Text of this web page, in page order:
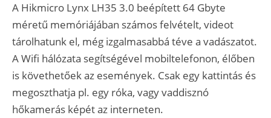
A Hikmicro Lynx LH35 3.0 beépített 64 Gbyte
méretű memóriájában számos felvételt, videot
tárolhatunk el, még izgalmasabbá téve a vadászatot.
A Wifi hálózata segítségével mobiltelefonon, élőben
is követhetőek az események. Csak egy kattintás és
megoszthatja pl. egy róka, vagy vaddisznó
hőkamerás képét az interneten.